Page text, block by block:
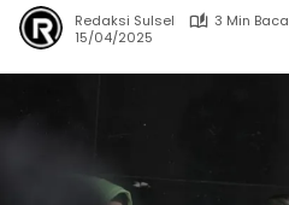
Redaksi Sulsel
3 Min Baca
15/04/2025